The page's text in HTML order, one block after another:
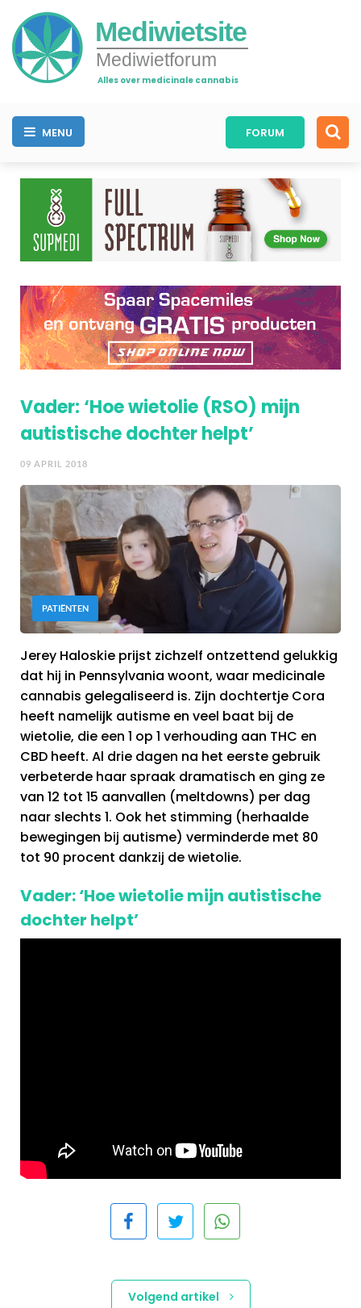
Mediwietsite
Mediwietforum
Alles over medicinale cannabis
MENU FORUM
Vader: ‘Hoe wietolie (RSO) mijn
autistische dochter helpt’
09 APRIL 2018
PATIËNTEN
Jerey Haloskie prijst zichzelf ontzettend gelukkig
dat hij in Pennsylvania woont, waar medicinale
cannabis gelegaliseerd is. Zijn dochtertje Cora
heeft namelijk autisme en veel baat bij de
wietolie, die een 1 op 1 verhouding aan THC en
CBD heeft. Al drie dagen na het eerste gebruik
verbeterde haar spraak dramatisch en ging ze
van 12 tot 15 aanvallen (meltdowns) per dag
naar slechts 1. Ook het stimming (herhaalde
bewegingen bij autisme) verminderde met 80
tot 90 procent dankzij de wietolie.
Vader: ‘Hoe wietolie mijn autistische
dochter helpt’
Volgend artikel